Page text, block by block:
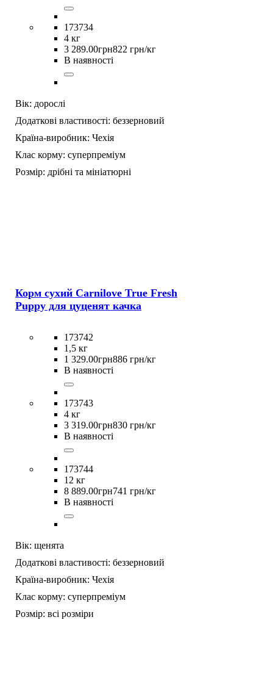
173734
4 кг
3 289.00грн822 грн/кг
В наявності
Вік: дорослі
Додаткові властивості: беззерновий
Країна-виробник: Чехія
Клас корму: суперпреміум
Розмір: дрібні та мініатюрні
Корм сухий Carnilove True Fresh
Puppy для цуценят качка
173742
1,5 кг
1 329.00грн886 грн/кг
В наявності
173743
4 кг
3 319.00грн830 грн/кг
В наявності
173744
12 кг
8 889.00грн741 грн/кг
В наявності
Вік: щенята
Додаткові властивості: беззерновий
Країна-виробник: Чехія
Клас корму: суперпреміум
Розмір: всі розміри